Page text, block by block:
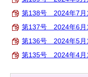
第138号 2024年7月
第137号 2024年6月
第136号 2024年5月
第135号 2024年4月